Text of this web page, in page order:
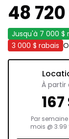
48 720
Jusqu'à 7 000 $
3 000 $ rabais
À partir
167
Par
mois @ 3.99